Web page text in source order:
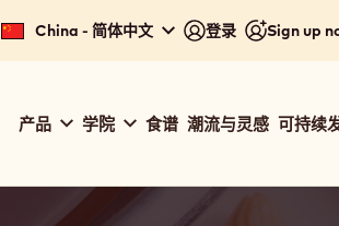
China - 简体中文 登录 Sign up
navigation
产品 学院 食谱 潮流与灵感 可持续